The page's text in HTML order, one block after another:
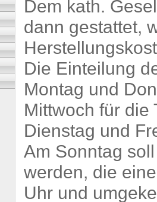
Dem kath.
dann gestattet,
Die Einteilung
Montag und
Mittwoch für die
Dienstag und
Am Sonntag
werden, die
Uhr und